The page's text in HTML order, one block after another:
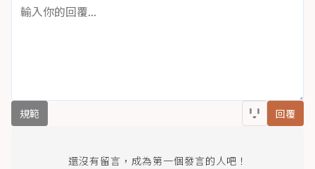
規範 回覆
還沒有留言，成為第一個發言的人吧！